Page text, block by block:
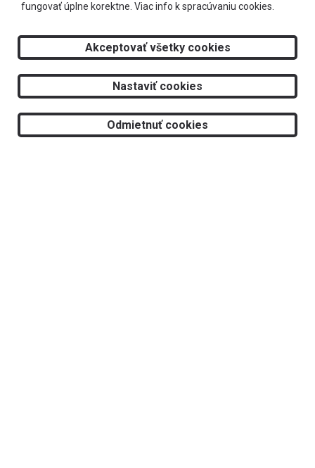
Doprava zadarmo
Tvorba web stránokaredakčný systémodAlejTech, spol. s r.o.
fungovať úplne korektne. Viac info k spracúvaniu cookies.
Akceptovať všetky cookies
Nastaviť cookies
Odmietnuť cookies